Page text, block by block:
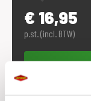
€ 16,95
p.st. (incl. BTW)